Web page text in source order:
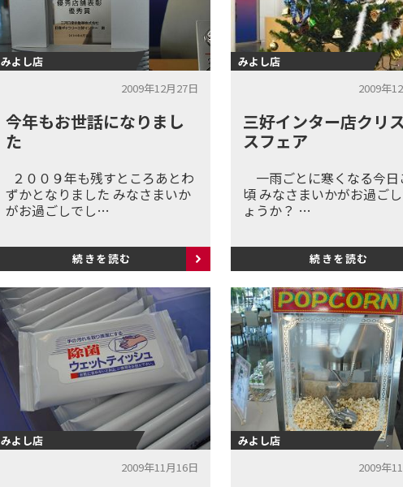
みよし店
2009年12月27日
今年もお世話になりまし
た
２００９年も残すところあとわ
ずかとなりました みなさまいか
がお過ごしでし…
続きを読む
みよし店
2009年
三好インター店クリ
スフェア
一雨ごとに寒くなる今日
頃 みなさまいかがお過ご
ょうか？ …
続きを読む
みよし店
2009年11月16日
みよし店
2009年